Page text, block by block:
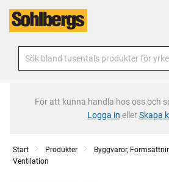
För att kunna handla hos oss och
Logga in ellerSkapa
Start Produkter
Byggvaror,
Ventilation